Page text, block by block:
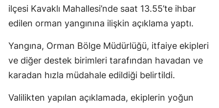
ilçesi Kavaklı Mahallesi’nde saat 13.55’te ihbar
edilen orman yangınına ilişkin açıklama yaptı.
Yangına, Orman Bölge Müdürlüğü, itfaiye ekipleri
ve diğer destek birimleri tarafından havadan ve
karadan hızla müdahale edildiği belirtildi.
Valilikten yapılan açıklamada, ekiplerin yoğun